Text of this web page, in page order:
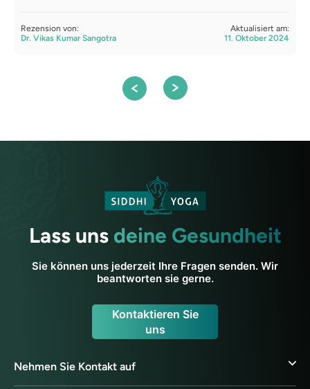
Rezension von:
Dr. Vikas Kumar Sangotra
Aktualisiert am:
11. Oktober 2024
Lass uns deine Gesundheit
Sie können uns jederzeit Ihre Fragen senden. Wir
beantworten sie gerne.
Kontaktieren Sie
uns
Nehmen Sie Kontakt auf